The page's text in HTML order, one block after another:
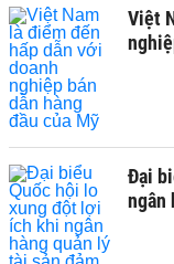
Việt
Đại
ngân